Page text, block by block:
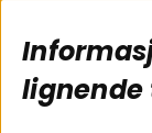
subwoofers
Tilkobling av